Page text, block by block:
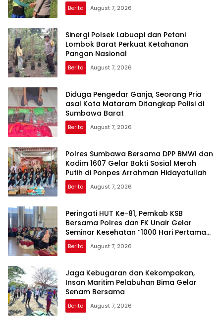
Berita August 7, 2026
Sinergi Polsek Labuapi dan Petani
Lombok Barat Perkuat Ketahanan
Pangan Nasional
Berita August 7, 2026
Diduga Pengedar Ganja, Seorang Pria
asal Kota Mataram Ditangkap Polisi di
Sumbawa Barat
Berita August 7, 2026
Polres Sumbawa Bersama DPP BMWI dan
Kodim 1607 Gelar Bakti Sosial Merah
Putih di Ponpes Arrahman Hidayatullah
Berita August 7, 2026
Peringati HUT Ke-81, Pemkab KSB
Bersama Polres dan FK Unair Gelar
Seminar Kesehatan “1000 Hari Pertama
Kehidupan”
Berita August 7, 2026
Jaga Kebugaran dan Kekompakan,
Insan Maritim Pelabuhan Bima Gelar
Senam Bersama
Berita August 7, 2026